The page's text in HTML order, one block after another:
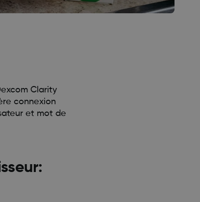
Clarity
connexion
et mot de